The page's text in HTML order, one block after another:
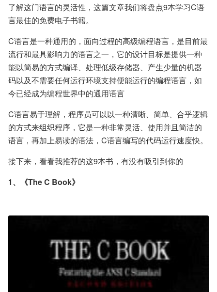
了解这门语言的灵活性，这篇文章我们将盘点9本学习C语
言最佳的免费电子书籍。
C语言是一种通用的，面向过程的高级编程语言，是目前最
流行和最具影响力的语言之一，它的设计目标是提供一种
能以简易的方式编译、处理低级存储器、产生少量的机器
码以及不需要任何运行环境支持便能运行的编程语言，如
今已经成为编程世界中的通用语言
C语言易于理解，程序员可以以一种清晰、简单、合乎逻辑
的方式来组织程序，它是一种非常灵活、使用并且简洁的
语言，再加上易读的语法，C语言编写的代码运行速度快。
接下来，看看我推荐的这9本书，有没有吸引到你的
1、《The C Book》